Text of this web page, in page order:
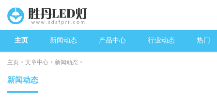
主页 新闻动态 产品中心 行业动态 热门
主页 > 文章中心 > 新闻动态 >
新闻动态